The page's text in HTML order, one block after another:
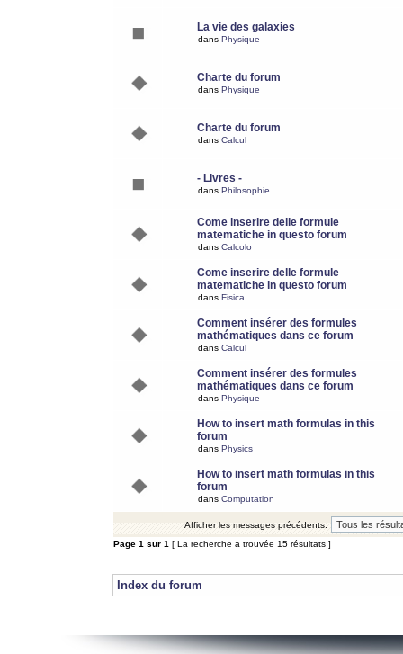
La vie des galaxies
dans Physique
Charte du forum
dans Physique
Charte du forum
dans Calcul
- Livres -
dans Philosophie
Come inserire delle formule
matematiche in questo forum
dans Calcolo
Come inserire delle formule
matematiche in questo forum
dans Fisica
Comment insérer des formules
mathématiques dans ce forum
dans Calcul
Comment insérer des formules
mathématiques dans ce forum
dans Physique
How to insert math formulas in this
forum
dans Physics
How to insert math formulas in this
forum
dans Computation
Afficher les messages précédents:
Page 1 sur 1 [ La recherche a trouvée 15 résultats ]
Index du forum